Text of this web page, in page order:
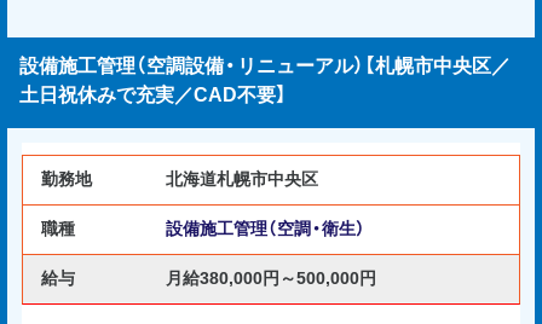
設備施工管理（空調設備・リニューアル）【札幌市中央区／
土日祝休みで充実／CAD不要】
勤務地 北海道札幌市中央区
職種 設備施工管理（空調・衛生）
給与 月給380,000円～500,000円